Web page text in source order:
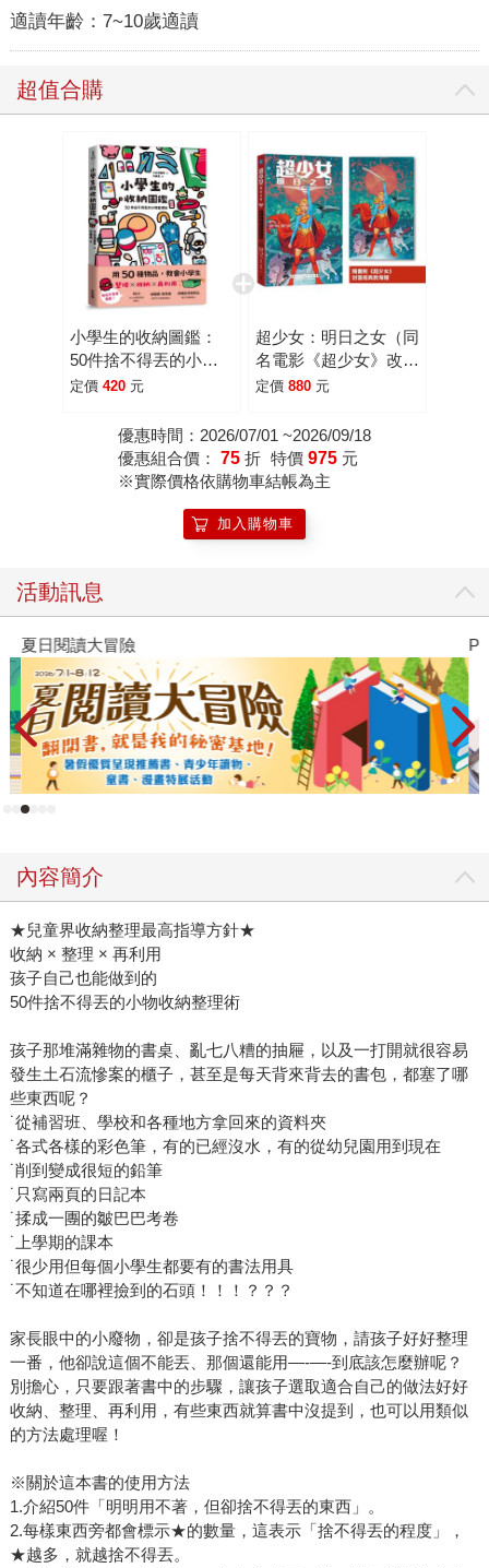
適讀年齡： 7~10歲適讀
超值合購
小學生的收納圖鑑：
50件捨不得丟的小物
整理術
定價 420 元
超少女：明日之女（同
名電影《超少女》改編
原著，隨書附封面海
定價 880 元
優惠時間：2026/07/01 ~2026/09/18
優惠組合價： 75 折 特價 975 元
※實際價格依購物車結帳為主
加入購物車
活動訊息
夏日閱讀大冒險
內容簡介
★兒童界收納整理最高指導方針★
收納 × 整理 × 再利用
孩子自己也能做到的
50件捨不得丟的小物收納整理術
孩子那堆滿雜物的書桌、亂七八糟的抽屜，以及一打開就很容易
發生土石流慘案的櫃子，甚至是每天背來背去的書包，都塞了哪
些東西呢？
˙從補習班、學校和各種地方拿回來的資料夾
˙各式各樣的彩色筆，有的已經沒水，有的從幼兒園用到現在
˙削到變成很短的鉛筆
˙只寫兩頁的日記本
˙揉成一團的皺巴巴考卷
˙上學期的課本
˙很少用但每個小學生都要有的書法用具
˙不知道在哪裡撿到的石頭！！！？？？
家長眼中的小廢物，卻是孩子捨不得丟的寶物，請孩子好好整理
一番，他卻說這個不能丟、那個還能用—-—-到底該怎麼辦呢？
別擔心，只要跟著書中的步驟，讓孩子選取適合自己的做法好好
收納、整理、再利用，有些東西就算書中沒提到，也可以用類似
的方法處理喔！
※關於這本書的使用方法
1.介紹50件「明明用不著，但卻捨不得丟的東西」。
2.每樣東西旁都會標示★的數量，這表示「捨不得丟的程度」，
★越多，就越捨不得丟。